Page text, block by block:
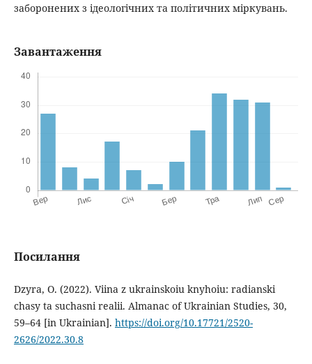
заборонених з ідеологічних та політичних міркувань.
Завантаження
Посилання
Dzyra, O. (2022). Viina z ukrainskoiu knyhoiu: radianski
chasy ta suchasni realii. Almanac of Ukrainian Studies, 30,
59–64 [in Ukrainian]. https://doi.org/10.17721/2520-
2626/2022.30.8